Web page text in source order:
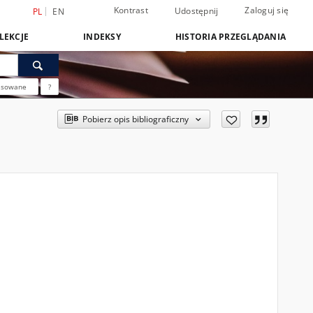
PL EN Kontrast Udostępnij Zaloguj się
INDEKSY HISTORIA PRZEGLĄDANIA
?
Pobierz opis bibliograficzny